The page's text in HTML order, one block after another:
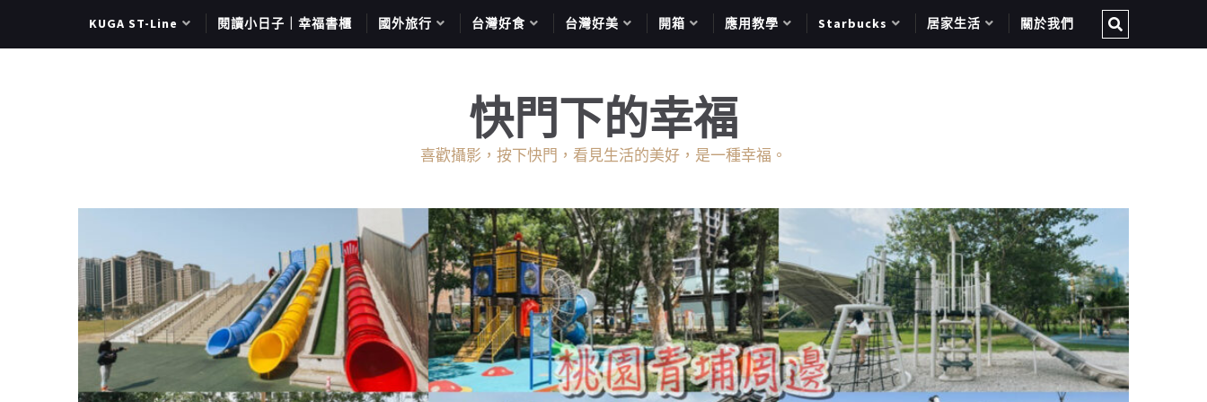
KUGA ST-Line 閱讀小日子｜幸福書櫃 國外旅行 台灣好食 台灣好美 開箱 應用教學 Starbucks 居家生活 關於我們
快門下的幸福
喜歡攝影，按下快門，看見生活的美好，是一種幸福。